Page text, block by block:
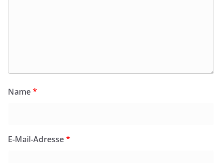
Name*
E-Mail-Adresse*